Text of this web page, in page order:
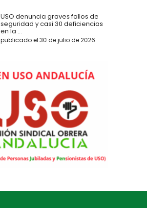
USO denuncia graves fallos de
seguridad y casi 30 deficiencias
en la ...
publicado el 30 de julio de 2026